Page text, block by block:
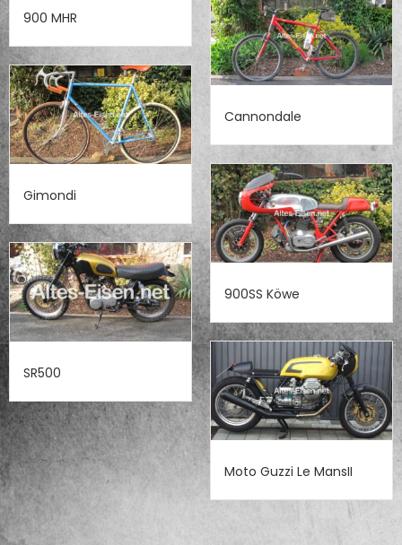
900 MHR
Cannondale
Gimondi
900SS Köwe
SR500
Moto Guzzi Le MansII